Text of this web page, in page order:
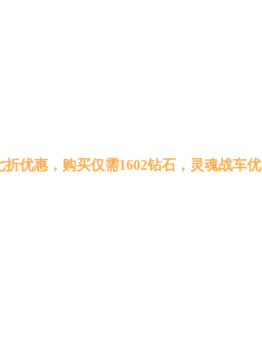
优惠，购买仅需1602钻石，灵魂战车优